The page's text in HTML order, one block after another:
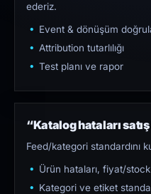
ederiz.
Event & dönüşüm
Attribution tutarlılığı
Test planı ve rapor
“Katalog hataları
Feed/kategori standardını
Ürün hataları, fiyat/stock
Kategori ve etiket